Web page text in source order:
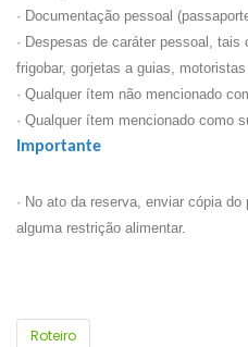
Roteiro
· Documentação pessoal
· Despesas de caráter pessoal,
frigobar, gorjetas a guias,
· Qualquer ítem não mencionado
· Qualquer ítem mencionado como
Importante
· No ato da reserva, enviar cópia
alguma restrição alimentar.